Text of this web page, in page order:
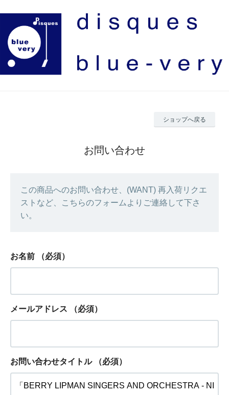
ショップへ戻る
お問い合わせ
この商品へのお問い合わせ、(WANT) 再入荷リクエ
ストなど、こちらのフォームよりご連絡して下さ
い。
お名前 （必須）
メールアドレス （必須）
お問い合わせタイトル （必須）